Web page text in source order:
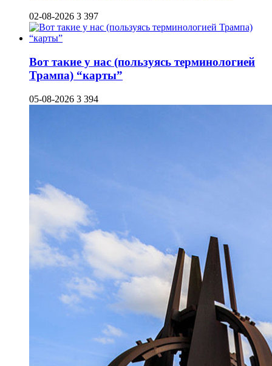
02-08-2026 3 397
Вот такие у нас (пользуясь терминологией
Трампа) “карты”
05-08-2026 3 394